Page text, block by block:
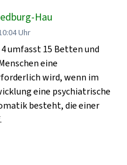
Hau
Uhr
umfasst 15 Betten und
eine
wird, wenn im
eine psychiatrische
besteht, die einer